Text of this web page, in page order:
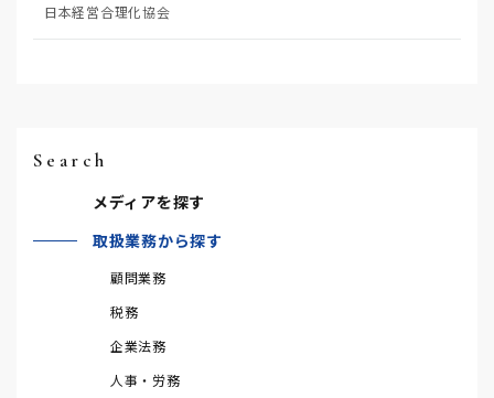
日本経営合理化協会
Search
メディアを探す
取扱業務から探す
顧問業務
税務
企業法務
人事・労務